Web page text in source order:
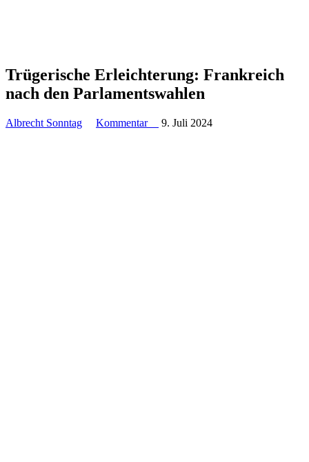
Trüge­rische Erleich­terung: Frank­reich
nach den Parlamentswahlen
Albrecht Sonntag Kommentar 9. Juli 2024